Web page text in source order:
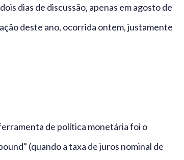
dias de discussão, apenas em agosto de
deste ano, ocorrida ontem, justamente
de política monetária foi o
(quando a taxa de juros nominal de